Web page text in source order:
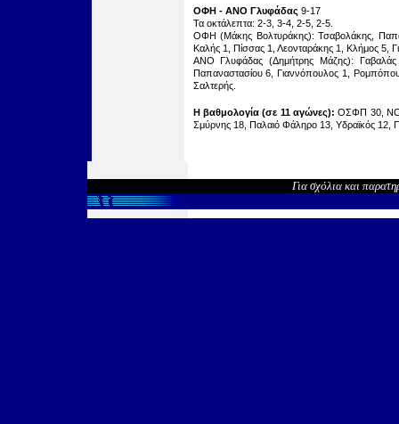
ΟΦΗ - ΑΝΟ Γλυφάδας 9-17
Τα οκτάλεπτα: 2-3, 3-4, 2-5, 2-5.
ΟΦΗ (Μάκης Βολτυράκης): Τσαβολάκης,
Καλής 1, Πίσσας 1, Λεονταράκης 1, Κλήμος 5,
ΑΝΟ Γλυφάδας (Δημήτρης Μάζης):
Παπαναστασίου 6, Γιαννόπουλος 1,
Σαλτερής.
Η βαθμολογία (σε 11 αγώνες): ΟΣΦΠ 30,
Σμύρνης 18, Παλαιό Φάληρο 13, Υδραϊκός
Για σχόλια και